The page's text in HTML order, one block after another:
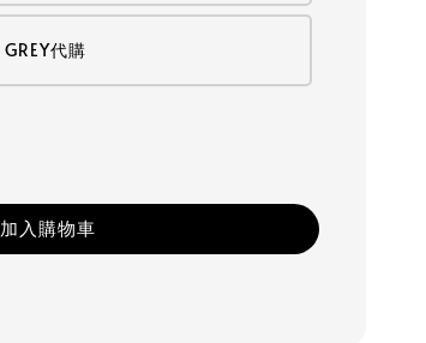
GREY代購
加入購物車